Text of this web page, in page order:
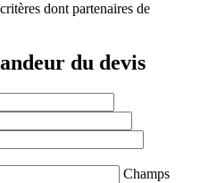
dont partenaires de
du devis
Champs